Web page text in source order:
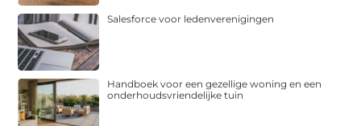
Salesforce voor ledenverenigingen
Handboek voor een gezellige woning en een
onderhoudsvriendelijke tuin